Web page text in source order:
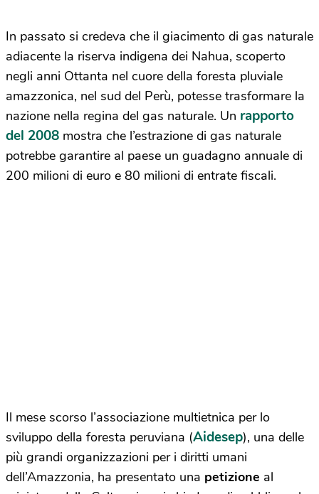
In passato si credeva che il giacimento di gas naturale
adiacente la riserva indigena dei Nahua, scoperto
negli anni Ottanta nel cuore della foresta pluviale
amazzonica, nel sud del Perù, potesse trasformare la
nazione nella regina del gas naturale. Un rapporto
del 2008 mostra che l’estrazione di gas naturale
potrebbe garantire al paese un guadagno annuale di
200 milioni di euro e 80 milioni di entrate fiscali.
Il mese scorso l’associazione multietnica per lo
sviluppo della foresta peruviana (Aidesep), una delle
più grandi organizzazioni per i diritti umani
dell’Amazzonia, ha presentato una petizione al